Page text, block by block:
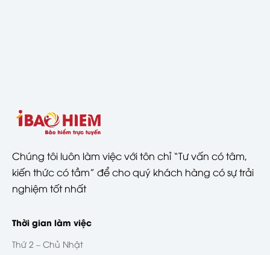
Chúng tôi luôn làm việc với tôn chỉ “Tư vấn có tâm,
kiến thức có tầm” để cho quý khách hàng có sự trải
nghiệm tốt nhất
Thời gian làm việc
Thứ 2 – Chủ Nhật